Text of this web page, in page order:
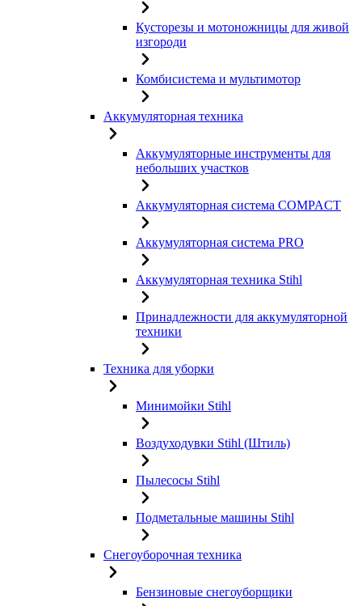
Кусторезы и мотоножницы для живой
изгороди
Комбисистема и мультимотор
Аккумуляторная техника
Аккумуляторные инструменты для
небольших участков
Аккумуляторная система COMPACT
Аккумуляторная система PRO
Аккумуляторная техника Stihl
Принадлежности для аккумуляторной
техники
Техника для уборки
Минимойки Stihl
Воздуходувки Stihl (Штиль)
Пылесосы Stihl
Подметальные машины Stihl
Снегоуборочная техника
Бензиновые снегоуборщики